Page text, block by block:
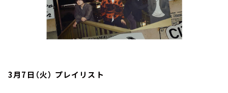
3月7日（火） プレイリスト